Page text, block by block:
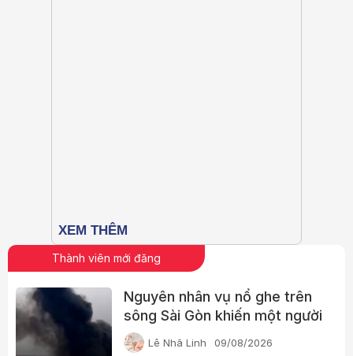
Thành viên mới đăng
Nguyên nhân vụ nổ ghe trên
sông Sài Gòn khiến một người
phụ nữ tử vong
Lê Nhã Linh
09/08/2026